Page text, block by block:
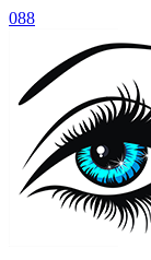
088